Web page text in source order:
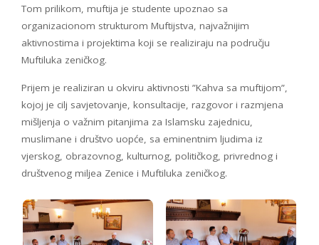
Tom prilikom, muftija je studente upoznao sa
organizacionom strukturom Muftijstva, najvažnijim
aktivnostima i projektima koji se realiziraju na području
Muftiluka zeničkog.
Prijem je realiziran u okviru aktivnosti ”Kahva sa muftijom”,
kojoj je cilj savjetovanje, konsultacije, razgovor i razmjena
mišljenja o važnim pitanjima za Islamsku zajednicu,
muslimane i društvo uopće, sa eminentnim ljudima iz
vjerskog, obrazovnog, kulturnog, političkog, privrednog i
društvenog miljea Zenice i Muftiluka zeničkog.